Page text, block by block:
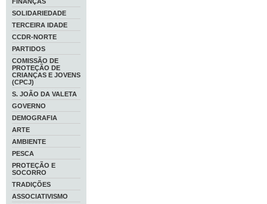
SOLIDARIEDADE
TERCEIRA IDADE
CCDR-NORTE
PARTIDOS
COMISSÃO DE
PROTEÇÃO DE
CRIANÇAS E JOVENS
(CPCJ)
S. JOÃO DA VALETA
GOVERNO
DEMOGRAFIA
ARTE
AMBIENTE
PESCA
PROTEÇÃO E
SOCORRO
TRADIÇÕES
ASSOCIATIVISMO